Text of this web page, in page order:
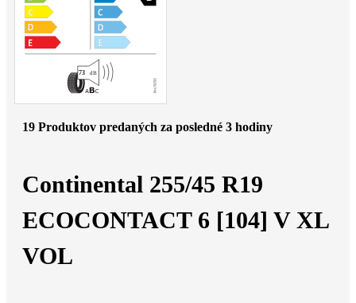
19 Produktov predaných za posledné 3 hodiny
Continental 255/45 R19
ECOCONTACT 6 [104] V XL
VOL